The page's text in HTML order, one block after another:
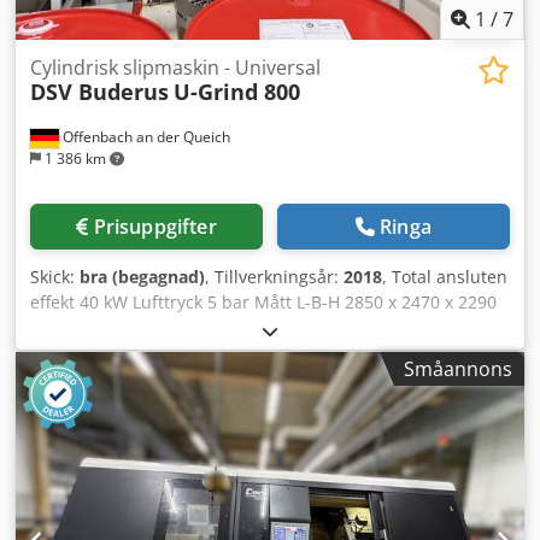
1 /7
Offenbach an der Queich
1 386 km
Cylindrisk slipmaskin - Universal
DSV Buderus U-Grind 800
Prisuppgifter Ringa
Skick: bra (begagnad), Tillverkningsår: 2018, Total ansluten
effekt 40 kW Lufttryck 5 bar Mått L-B-H 2850 x 2470 x 2290
mm Vikt 7 000 kg Yt- och planslipning, hårdsvängning,
mätning DVS UGrind – Otroligt övertygande. – Effektiv
komplettbearbetning med slip-, svarv- och mätverktyg på
ett enda multifunktionshuvud – Idealisk för små till
medelstora seriestorlekar av axlar och foderdelar med ett
spännvidd på upp till 1 200 mm – Maskinbädd i
naturgranit för hög dynamisk och termisk styvhet –
Konsekvent precisa bearbetningsresultat genom
hydrostatiskt lagrat stöd – Snabbare resultat tack vare
Småannons